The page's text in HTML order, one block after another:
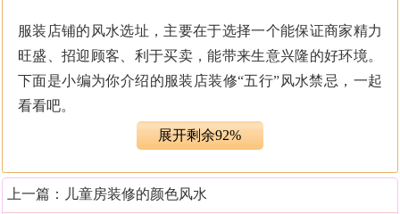
服装店铺的风水选址，主要在于选择一个能保证商家精力
旺盛、招迎顾客、利于买卖，能带来生意兴隆的好环境。
下面是小编为你介绍的服装店装修“五行”风水禁忌，一起
看看吧。
从事的事业之五行相辅。财神的位置一定要安放在财位或
者吉位上。如无法做到不如不放。商铺装修动工的日期，
展开剩余92%
上一篇： 儿童房装修的颜色风水